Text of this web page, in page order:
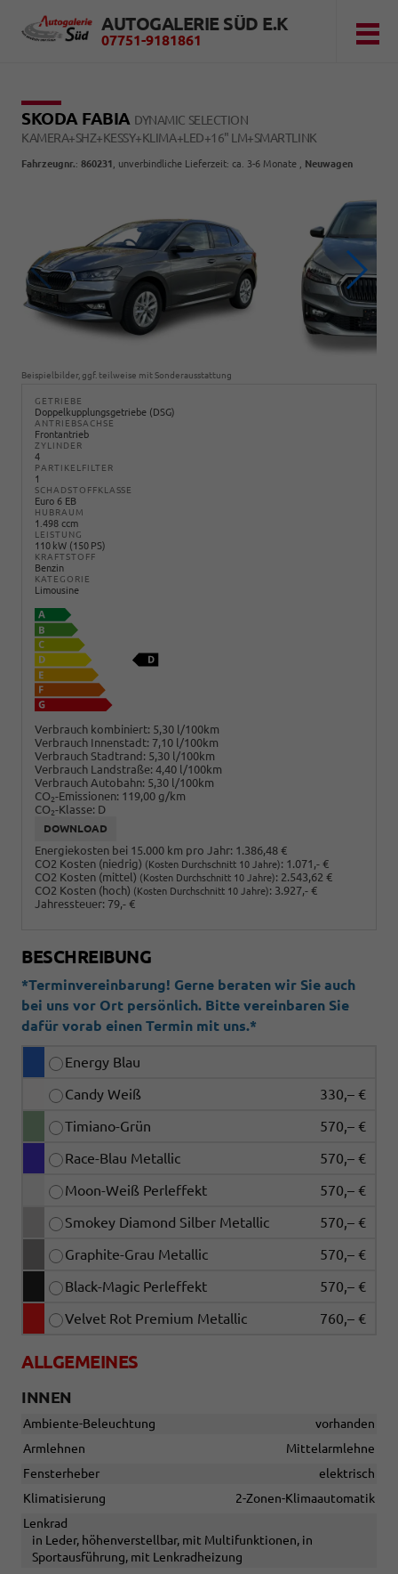
AUTOGALERIE SÜD E.K
07751-9181861
SKODA FABIA DYNAMIC SELECTION
KAMERA+SHZ+KESSY+KLIMA+LED+16" LM+SMARTLINK
Fahrzeugnr.: 860231 , unverbindliche Lieferzeit: ca. 3-6 Monate , Neuwagen
Beispielbilder, ggf. teilweise mit Sonderausstattung
GETRIEBE
Doppelkupplungsgetriebe (DSG)
ANTRIEBSACHSE
Frontantrieb
ZYLINDER
4
PARTIKELFILTER
1
SCHADSTOFFKLASSE
Euro 6 EB
HUBRAUM
1.498 ccm
LEISTUNG
110 kW (150 PS)
KRAFTSTOFF
Benzin
KATEGORIE
Limousine
Verbrauch kombiniert: 5,30 l/100km
Verbrauch Innenstadt: 7,10 l/100km
Verbrauch Stadtrand: 5,30 l/100km
Verbrauch Landstraße: 4,40 l/100km
Verbrauch Autobahn: 5,30 l/100km
CO2-Emissionen: 119,00 g/km
CO2-Klasse: D
DOWNLOAD
Energiekosten bei 15.000 km pro Jahr: 1.386,48 €
CO2 Kosten (niedrig) (Kosten Durchschnitt 10 Jahre): 1.071,- €
CO2 Kosten (mittel) (Kosten Durchschnitt 10 Jahre): 2.543,62 €
CO2 Kosten (hoch) (Kosten Durchschnitt 10 Jahre): 3.927,- €
Jahressteuer: 79,- €
BESCHREIBUNG
*Terminvereinbarung! Gerne beraten wir Sie auch
bei uns vor Ort persönlich. Bitte vereinbaren Sie
dafür vorab einen Termin mit uns.*
Energy Blau
Candy Weiß
330,– €
Timiano-Grün
570,– €
Race-Blau Metallic
570,– €
Moon-Weiß Perleffekt
570,– €
Smokey Diamond Silber Metallic
570,– €
Graphite-Grau Metallic
570,– €
Black-Magic Perleffekt
570,– €
Velvet Rot Premium Metallic
760,– €
ALLGEMEINES
INNEN
Ambiente-Beleuchtung
vorhanden
Armlehnen
Mittelarmlehne
Fensterheber
elektrisch
Klimatisierung
2-Zonen-Klimaautomatik
Lenkrad
in Leder, höhenverstellbar, mit Multifunktionen, in
Sportausführung, mit Lenkradheizung